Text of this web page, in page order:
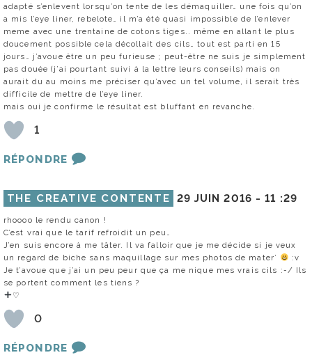
adapté s’enlevent lorsqu’on tente de les démaquiller… une fois qu’on
a mis l’eye liner, rebelote… il m’a été quasi impossible de l’enlever
meme avec une trentaine de cotons tiges.. même en allant le plus
doucement possible cela décollait des cils… tout est parti en 15
jours… j’avoue être un peu furieuse ; peut-être ne suis je simplement
pas douée (j’ai pourtant suivi à la lettre leurs conseils) mais on
aurait du au moins me préciser qu’avec un tel volume, il serait très
difficile de mettre de l’eye liner.
mais oui je confirme le résultat est bluffant en revanche.
1
RÉPONDRE
THE CREATIVE CONTENTE 29 JUIN 2016 -11 :29
rhoooo le rendu canon !
C’est vrai que le tarif refroidit un peu…
J’en suis encore à me tâter. Il va falloir que je me décide si je veux
un regard de biche sans maquillage sur mes photos de mater’
:v
Je t’avoue que j’ai un peu peur que ça me nique mes vrais cils :-/ Ils
se portent comment les tiens ?
♡
0
RÉPONDRE